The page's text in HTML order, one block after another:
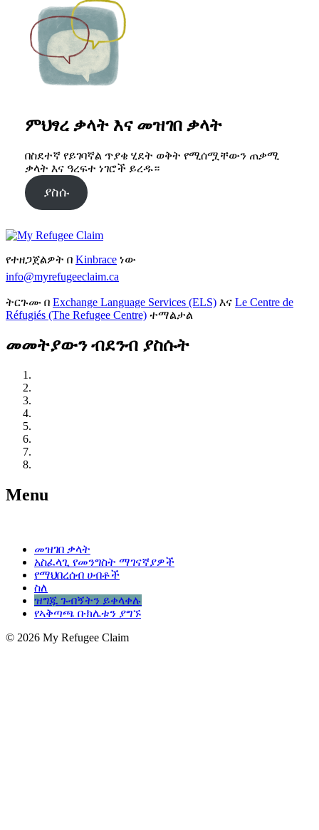
ምህፃረ ቃላት እና መዝገበ ቃላት
በስደተኛ የይገባኛል ጥያቄ ሂደት ወቅት የሚሰሟቸውን ጠቃሚ
ቃላት እና ዓረፍተ ነገሮች ይረዱ።
ያስሱ
የተዘጋጀልዎት በ Kinbrace ነው
info@myrefugeeclaim.ca
ትርጉሙ በ Exchange Language Services (ELS) እና Le Centre de
Réfugiés (The Refugee Centre) ተማልታል
መመትያውን ብደንብ ያስሱት
Menu
መዝገበ ቃላት
አስፈላጊ የመንግስት ማገናኛያዎች
የማህበረሰብ ሀብቶች
ስለ
ዝግጁ ጉብኝትን ይቀላቀሉ
የኣቅጣጫ ቡክሌቱን ያግኙ
© 2026 My Refugee Claim